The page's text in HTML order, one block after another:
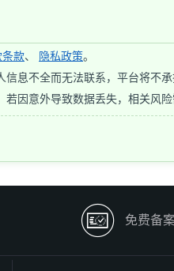
款、 隐私政策。
息不全而无法联系，平台将不承
因意外导致数据丢失，相关风险
 免费备